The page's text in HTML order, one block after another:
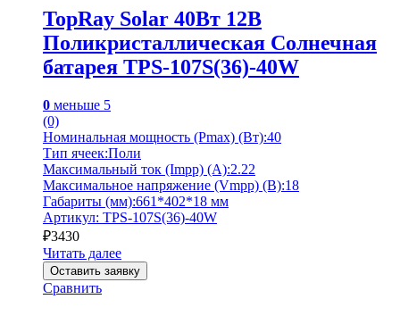
TopRay Solar 40Вт 12В
Поликристаллическая Солнечная
батарея TPS-107S(36)-40W
0 меньше 5
(0)
Номинальная мощность (Pmax) (Вт):40
Тип ячеек:Поли
Максимальный ток (Impp) (А):2.22
Максимальное напряжение (Vmpp) (В):18
Габариты (мм):661*402*18 мм
Артикул: TPS-107S(36)-40W
₽3430
Читать далее
Оставить заявку
Сравнить